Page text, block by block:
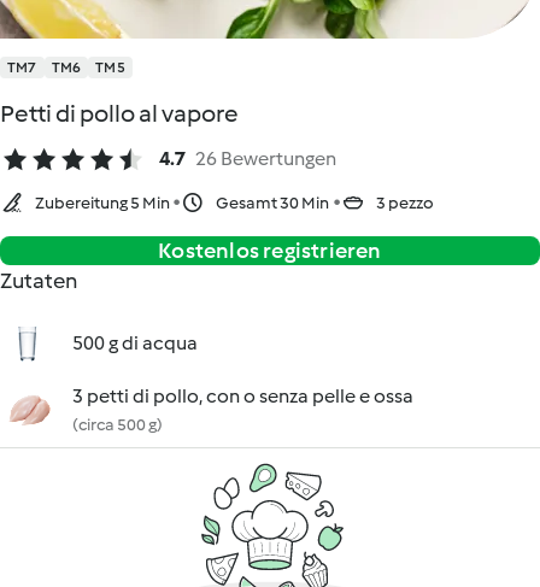
TM7 TM6 TM5
Petti di pollo al vapore
4.7 26 Bewertungen
Zubereitung 5 Min Gesamt 30 Min 3 pezzo
Kostenlos registrieren
Zutaten
500 g di acqua
3 petti di pollo, con o senza pelle e ossa
(circa 500 g)